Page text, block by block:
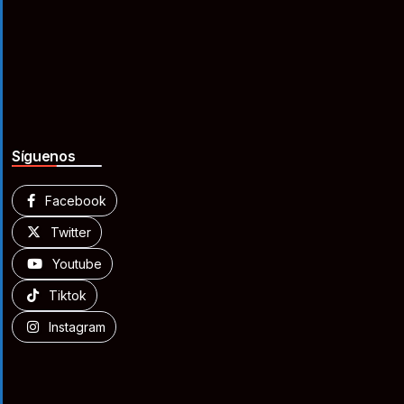
Síguenos
Facebook
Twitter
Youtube
Tiktok
Instagram